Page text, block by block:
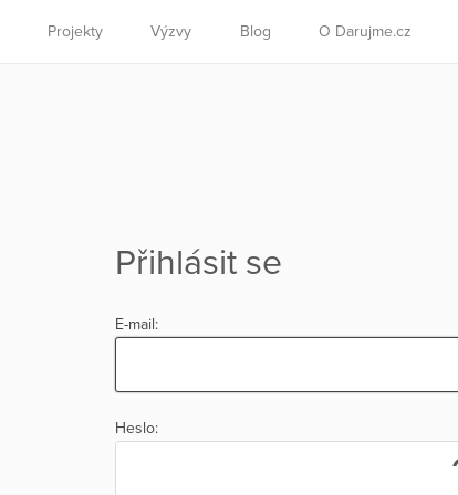
Projekty Výzvy Blog O Darujme.cz
Přihlásit se
E-mail:
Heslo: